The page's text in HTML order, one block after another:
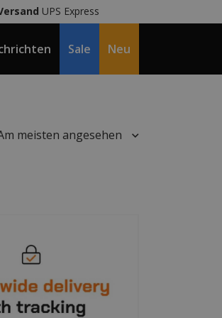
UPS Express
Sale Neu
meisten angesehen